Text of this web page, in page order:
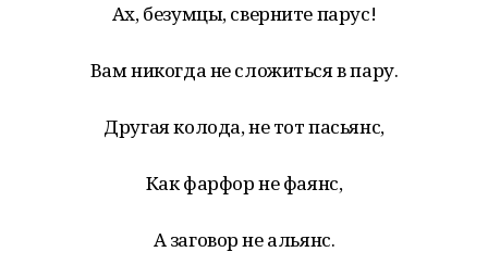
Ах, безумцы, сверните парус!
Вам никогда не сложиться в пару.
Другая колода, не тот пасьянс,
Как фарфор не фаянс,
А заговор не альянс.